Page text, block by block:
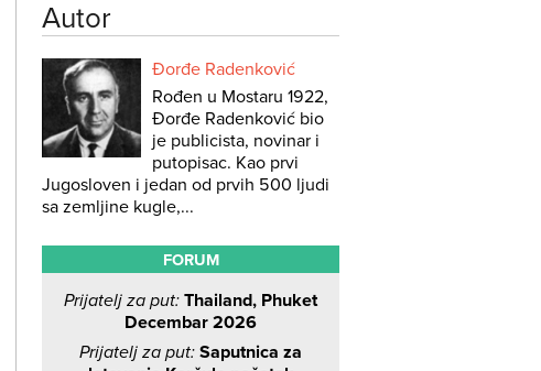
Autor
Đorđe Radenković
Rođen u Mostaru 1922,
Đorđe Radenković bio
je publicista, novinar i
putopisac. Kao prvi
Jugosloven i jedan od prvih 500 ljudi
sa zemljine kugle,...
FORUM
Prijatelj za put: Thailand, Phuket
Decembar 2026
Prijatelj za put: Saputnica za